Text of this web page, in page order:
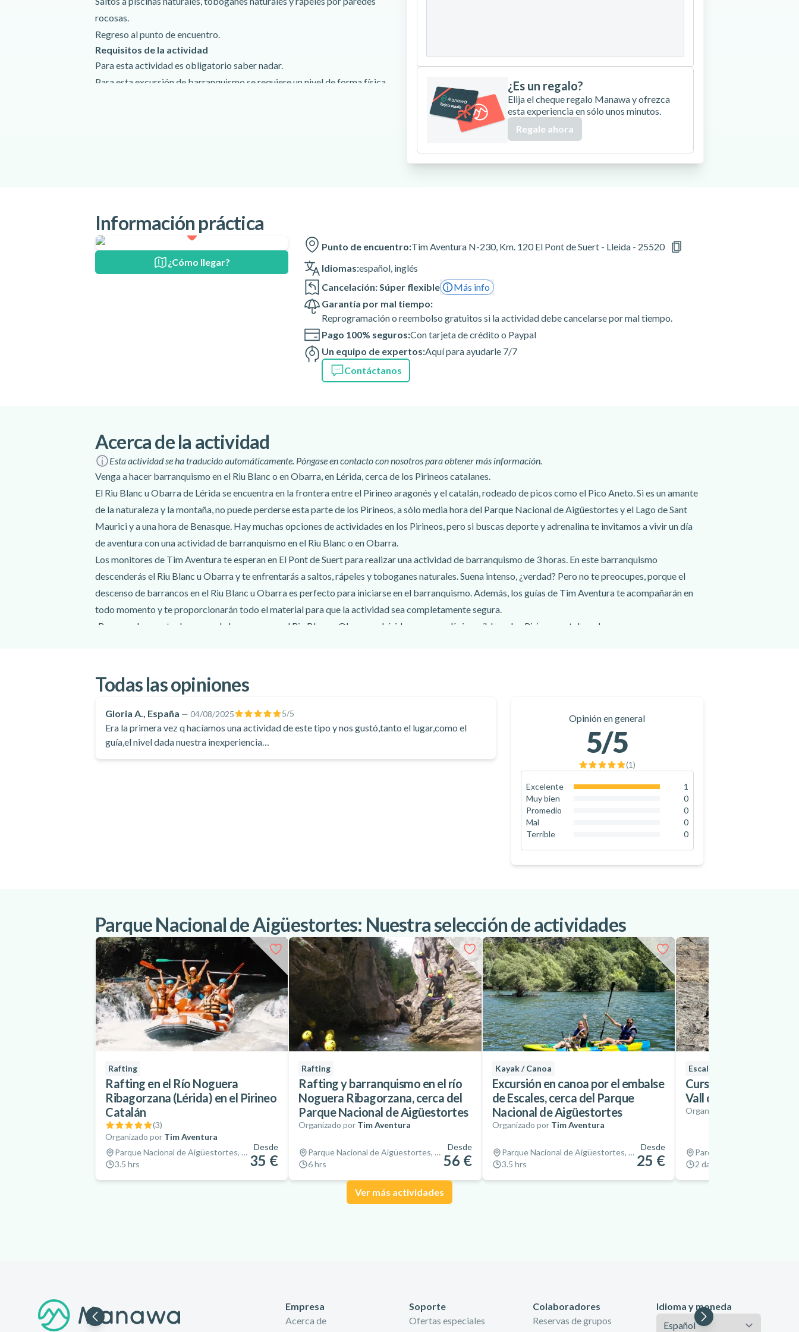
rocosas.
Regreso al punto de encuentro.
Requisitos de la actividad
Para esta actividad es obligatorio saber nadar.
Para esta excursión de barranquismo se requiere un nivel de forma física
Tim Aventura N-230, Km. 120 El Pont de Suert - Lleida - 25520
¿Cómo llegar?
Idiomas:español,inglés
No olvide llevar
Protector solar
Calzado que se pueda mojar
Ropa cómoda
¿Es un regalo?
Elija el cheque regalo Manawa y ofrezca
esta experiencia en sólo unos minutos.
Regale ahora
Información práctica
¿Cómo llegar?
Punto de encuentro:Tim Aventura N-230, Km. 120 El Pont de Suert - Lleida - 25520
Idiomas:español, inglés
Cancelación: Súper flexible
Más info
Garantía por mal tiempo:
Reprogramación o reembolso gratuitos si la actividad debe cancelarse por mal tiempo.
Pago 100% seguros:Con tarjeta de crédito o Paypal
Un equipo de expertos:Aquí para ayudarle 7/7
Contáctanos
Acerca de la actividad
Esta actividad se ha traducido automáticamente. Póngase en contacto con nosotros para obtener más información.
Venga a hacer barranquismo en el Riu Blanc o en Obarra, en Lérida, cerca de los Pirineos catalanes.
El Riu Blanc u Obarra de Lérida se encuentra en la frontera entre el Pirineo aragonés y el catalán, rodeado de picos como el Pico Aneto. Si es un amante
de la naturaleza y la montaña, no puede perderse esta parte de los Pirineos, a sólo media hora del Parque Nacional de Aigüestortes y el Lago de Sant
Maurici y a una hora de Benasque. Hay muchas opciones de actividades en los Pirineos, pero si buscas deporte y adrenalina te invitamos a vivir un día
de aventura con una actividad de barranquismo en el Riu Blanc o en Obarra.
Los monitores de Tim Aventura te esperan en El Pont de Suert para realizar una actividad de barranquismo de 3 horas. En este barranquismo
descenderás el Riu Blanc u Obarra y te enfrentarás a saltos, rápeles y toboganes naturales. Suena intenso, ¿verdad? Pero no te preocupes, porque el
descenso de barrancos en el Riu Blanc u Obarra es perfecto para iniciarse en el barranquismo. Además, los guías de Tim Aventura te acompañarán en
todo momento y te proporcionarán todo el material para que la actividad sea completamente segura.
¡Reserva ahora este descenso de barrancos en el Riu Blanc u Obarra en Lérida y pasa un día increíble en los Pirineos catalanes!
Todas las opiniones
Opinión en general
5/5
(1)
Excelente
1
Muy bien
0
Promedio
0
Mal
0
Terrible
0
Gloria A., España — 04/08/2025 5/5
Era la primera vez q hacíamos una actividad de este tipo y nos gustó,tanto el lugar,como el
guía,el nivel dada nuestra inexperiencia…
Parque Nacional de Aigüestortes: Nuestra selección de actividades
Rafting
Rafting en el Río Noguera
Ribagorzana (Lérida) en el Pirineo
Catalán
(3)
Organizado por Tim Aventura
Parque Nacional de Aigüestortes, España
3.5 hrs
Desde
35 €
Rafting
Rafting y barranquismo en el río
Noguera Ribagorzana, cerca del
Parque Nacional de Aigüestortes
Organizado por Tim Aventura
Parque Nacional de Aigüestortes, España
6 hrs
Desde
56 €
Kayak / Canoa
Excursión en canoa por el embalse
de Escales, cerca del Parque
Nacional de Aigüestortes
Organizado por Tim Aventura
Parque Nacional de Aigüestortes, España
3.5 hrs
Desde
25 €
Escalada
Curso de Escalada en
Vall de Boí
Organizado por
2 days
Ver más actividades
Empresa
Acerca de
Soporte
Ofertas especiales
Colaboradores
Reservas de grupos
Idioma y moneda
Idioma